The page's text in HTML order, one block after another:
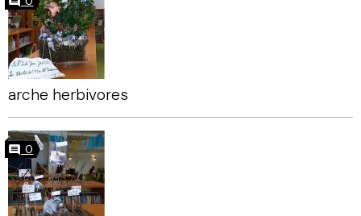
arche herbivores
0